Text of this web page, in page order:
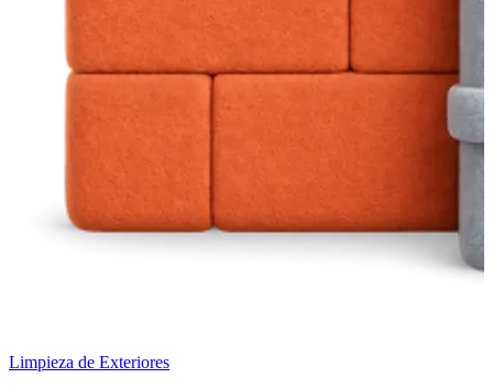
Limpieza de Exteriores